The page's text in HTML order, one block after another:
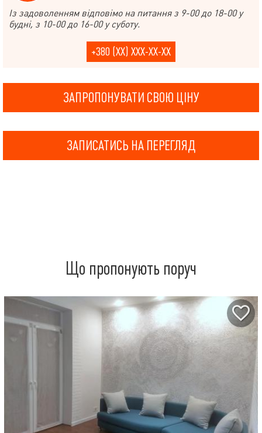
Із задоволенням відповімо на питання з 9-00 до 18-00 у
будні, з 10-00 до 16-00 у суботу.
+380 (XX) XXX-XX-XX
ЗАПРОПОНУВАТИ СВОЮ ЦІНУ
ЗАПИСАТИСЬ НА ПЕРЕГЛЯД
Що пропонують поруч